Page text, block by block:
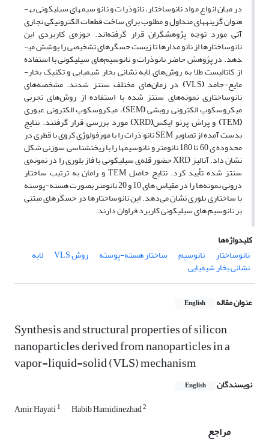
در میان انواع مواد نانوساختار، نانوذرات و نانو سیم­های سیلیکونی به­
عنوان گزینه­های متداول و مطلوب برای ساخت قطعات الکترونیکی تجاری
آتی مورد توجه پژوهشگران قرار گرفته‌اند. حوزه‌ی کاربردی این
نانوساختارها از نانو مدارها تا زیست حسگرهای تشخیصی را پوشش می­
دهد. در پژوهش حاضر نانوذرات و نانوسیم‌های سیلیکونی با استفاده
از کاتالیست طلا به روش‌های لایه نشانی بخار شیمیایی و تکنیک بخار-
مایع-جامد(
VLS
) در زمان‌های مختلف سنتز شدند. مشخصه‌های
نانوساختاری نمونه‌های سنتز شده با استفاده از روش‌های تجربی
میکروسکوپ الکترونی روبشی(
SEM
)، میکروسکوپ الکترونی عبوری
(
TEM
)و پراش پرتو ایکس(
XRD
)مورد بررسی قرار گرفتند. نتایج
بدست آمده از تصاویر SEM نانو ذرات را با مورفولوژی کروی با قطری در
محدوده ی 60 تا 180 نانومتر و نانوسیم­ها را با ریخت­شناسی سوزنی شکل
نشان داد. آنالیز XRD حضور قله‌ی سیلیکونی با فاز بلوری را در نمونه‌ی
سنتز شده تأیید کرد. نتایج حاصل TEM و رامان به ترتیب ساختار
درونی نمونه‌ها را در مقیاس های 10 و 20 نانومتر بصورت هسته-پوسته
با ساختاری بلوری نشان می‌دهد. این نانوساختارها در حسگرهای مبتنی
بر نانوسیم های سیلیکونی کاربرد فراوان دارند.
کلیدواژه‌ها
نانوساختار
نانوسیم ساختار هسته-پوسته روش VLS لایه
نشانی بخار شیمیایی
عنوان مقاله English
Synthesis and structural properties of silicon
nanoparticles derived from nanoparticles in a
vapor-liquid-solid (VLS) mechanism
نویسندگان English
Amir Hayati1 Habib Hamidinezhad2
مراجع